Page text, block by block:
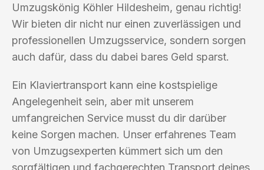
Umzugskönig Köhler Hildesheim, genau richtig!
Wir bieten dir nicht nur einen zuverlässigen und
professionellen Umzugsservice, sondern sorgen
auch dafür, dass du dabei bares Geld sparst.
Ein Klaviertransport kann eine kostspielige
Angelegenheit sein, aber mit unserem
umfangreichen Service musst du dir darüber
keine Sorgen machen. Unser erfahrenes Team
von Umzugsexperten kümmert sich um den
sorgfältigen und fachgerechten Transport deines